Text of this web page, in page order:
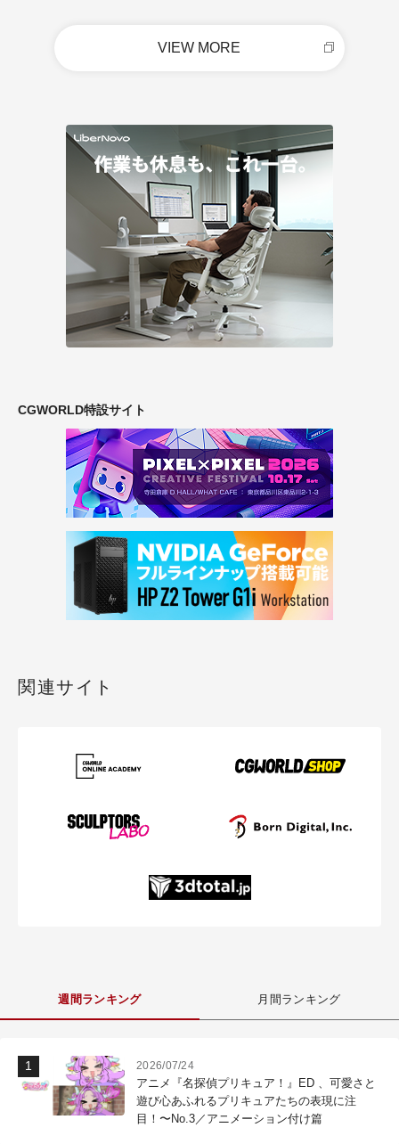
VIEW MORE
CGWORLD特設サイト
関連サイト
週間ランキング 月間ランキング
2026/07/24
アニメ『名探偵プリキュア！』ED 、可愛さと
遊び心あふれるプリキュアたちの表現に注
目！〜No.3／アニメーション付け篇